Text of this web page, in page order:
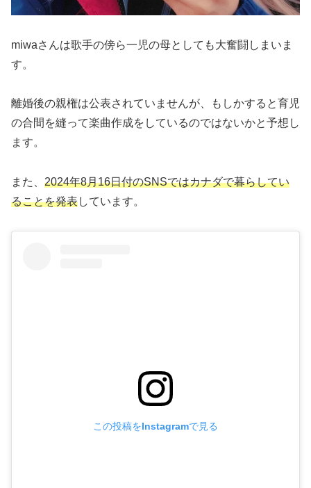
miwaさんは歌手の傍ら一児の母としても大奮闘しまいま
す。
離婚後の親権は公表されていませんが、もしかすると育児
の合間を縫って楽曲作成をしているのではないかと予想し
ます。
また、 2024年8月16日付のSNSではカナダで暮らしてい
ることを発表しています。
この投稿をInstagramで見る